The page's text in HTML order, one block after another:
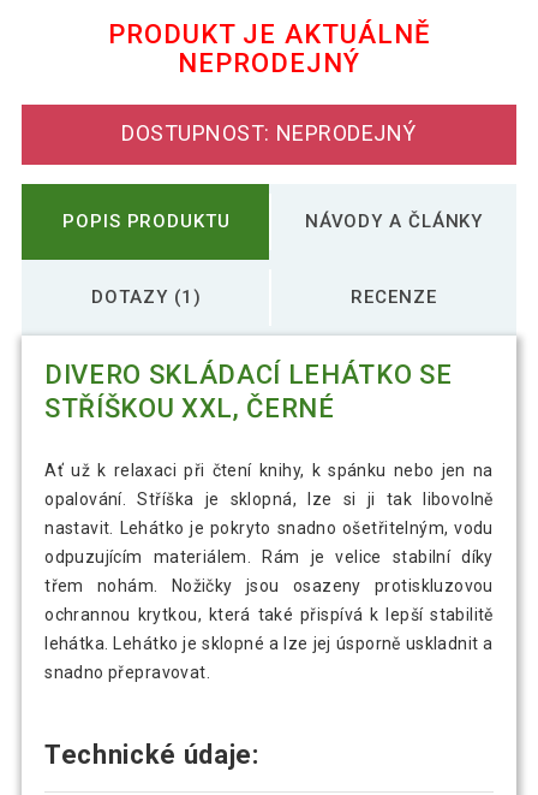
DIVERO Skládací lehátko se stříškou
DIVERO Skládací lehátko se stříškou
XXL, šedé
PRODUKT JE AKTUÁLNĚ
NEPRODEJNÝ
DOSTUPNOST: NEPRODEJNÝ
POPIS PRODUKTU NÁVODY A ČLÁNKY
DOTAZY (1) RECENZE
DIVERO SKLÁDACÍ LEHÁTKO SE
STŘÍŠKOU XXL, ČERNÉ
Ať už k relaxaci při čtení knihy, k spánku nebo jen na
opalování. Stříška je sklopná, lze si ji tak libovolně
nastavit. Lehátko je pokryto snadno ošetřitelným, vodu
odpuzujícím materiálem. Rám je velice stabilní díky
třem nohám. Nožičky jsou osazeny protiskluzovou
ochrannou krytkou, která také přispívá k lepší stabilitě
lehátka. Lehátko je sklopné a lze jej úsporně uskladnit a
snadno přepravovat.
Technické údaje: